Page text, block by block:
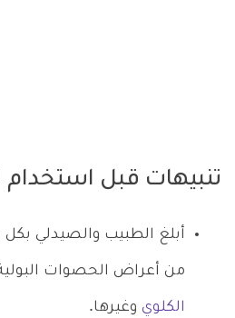
تنبيهات قبل استخدام
أبلغ الطبيب والصيدلي بكل
من أعراض الحصوات
الكلوي وغيرها.